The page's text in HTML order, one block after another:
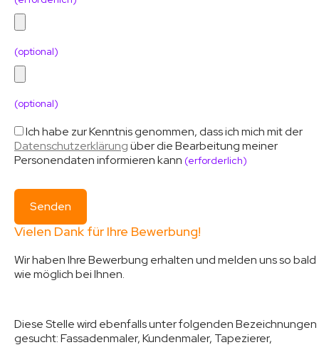
(optional)
(optional)
Ich habe zur Kenntnis genommen, dass ich mich mit der
Datenschutzerklärungüber die Bearbeitung meiner
Personendaten informieren kann (erforderlich)
Vielen Dank für Ihre Bewerbung!
Wir haben Ihre Bewerbung erhalten und melden uns so bald
wie möglich bei Ihnen.
Diese Stelle wird ebenfalls unter folgenden Bezeichnungen
gesucht:Fassadenmaler, Kundenmaler, Tapezierer,